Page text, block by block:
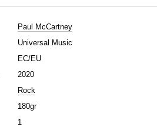
Paul McCartney
Universal Music
ЕС/EU
2020
Rock
180gr
1